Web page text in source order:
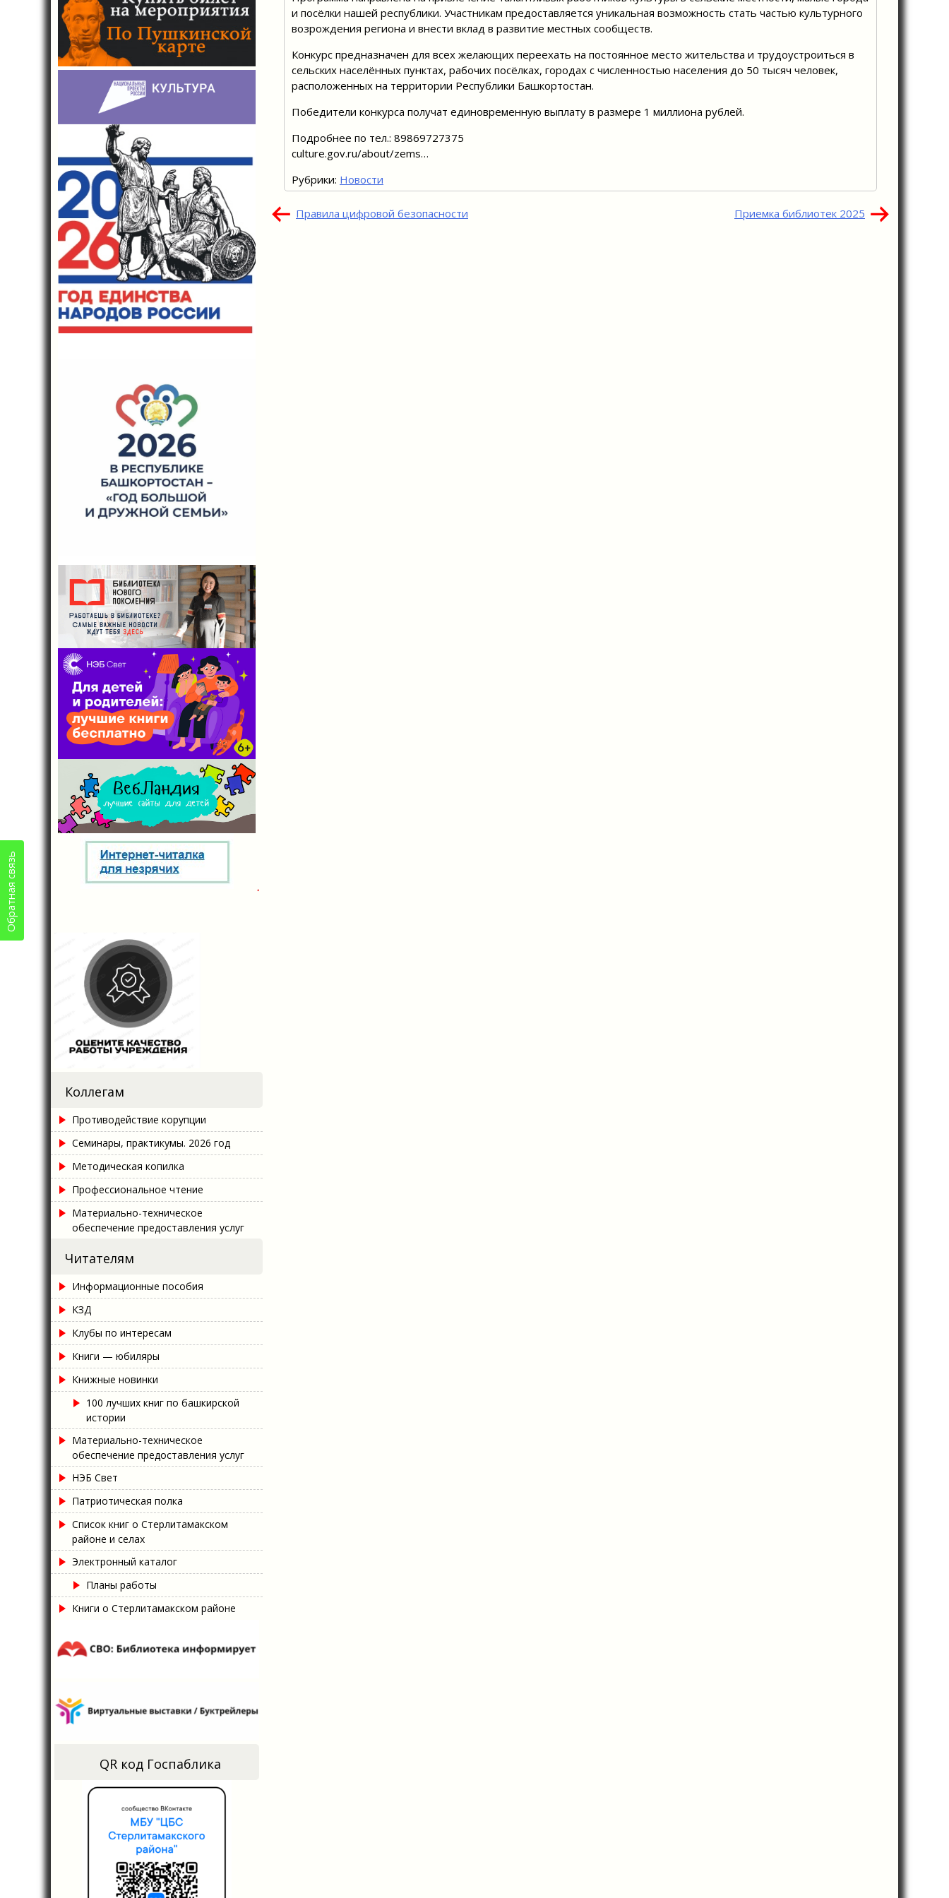
и посёлки нашей республики. Участникам предоставляется уникальная возможность стать частью культурного
возрождения региона и внести вклад в развитие местных сообществ.
Конкурс предназначен для всех желающих переехать на постоянное место жительства и трудоустроиться в
сельских населённых пунктах, рабочих посёлках, городах с численностью населения до 50 тысяч человек,
расположенных на территории Республики Башкортостан.
Победители конкурса получат единовременную выплату в размере 1 миллиона рублей.
Подробнее по тел.: 89869727375
culture.gov.ru/about/zems…
Рубрики: Новости
Навигация
Правила цифровой безопасности Приемка библиотек 2025
Коллегам
Противодействие корупции
Семинары, практикумы. 2026 год
Методическая копилка
Профессиональное чтение
Материально-техническое
обеспечение предоставления услуг
Читателям
Информационные пособия
КЗД
Клубы по интересам
Книги — юбиляры
Книжные новинки
100 лучших книг по башкирской
истории
Материально-техническое
обеспечение предоставления услуг
НЭБ Свет
Патриотическая полка
Список книг о Стерлитамакском
районе и селах
Электронный каталог
Планы работы
Книги о Стерлитамакском районе
QR код Госпаблика
Обратная связь